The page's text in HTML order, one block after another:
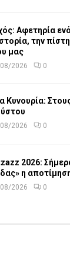
Αφετηρία
την
μας
2026 0
Κυνουρία:
2026 0
2026:
η
2026 0